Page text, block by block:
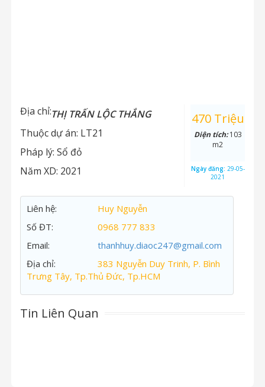
Địa chỉ:THỊ TRẤN LỘC THẮNG
Thuộc dự án: LT21
Pháp lý: Sổ đỏ
Năm XD: 2021
470 Triệu
Diện tích:103
m2
Ngày đăng: 29-05-
2021
Liên hệ:
Huy Nguyễn
Số ĐT:
0968 777 833
Email:
thanhhuy.diaoc247@gmail.com
Địa chỉ:
383 Nguyễn Duy Trinh, P. Bình
Trưng Tây, Tp.Thủ Đức, Tp.HCM
Tin Liên Quan